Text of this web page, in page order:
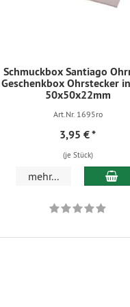
Schmuckbox Santiago
Geschenkbox Ohrstecker
50x50x22mm
Art.Nr. 1695ro
3,95 €*
(je Stück)
mehr... In